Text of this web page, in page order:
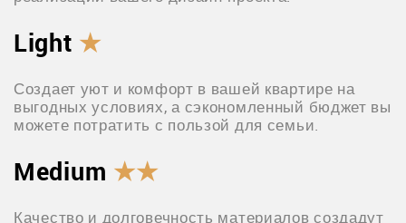
Light ★
Создает уют и комфорт в вашей квартире на
выгодных условиях, а сэкономленный бюджет вы
можете потратить с пользой для семьи.
Medium ★★
Качество и долговечность материалов создадут